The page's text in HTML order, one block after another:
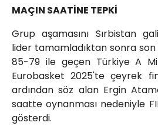
MAÇIN SAATİNE TEPKİ
Grup aşamasını Sırbistan
lider tamamladıktan sonra
85-79 ile geçen Türkiye A
Eurobasket 2025'te çeyrek
ardından söz alan Ergin
saatte oynanması nedeniyle
gösterdi.